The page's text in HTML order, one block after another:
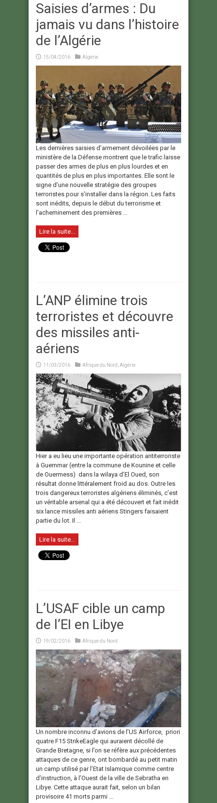
Saisies d’armes : Du
jamais vu dans l’histoire
de l’Algérie
15/04/2016 Algérie
Les dernières saisies d’armement dévoilées par le
ministère de la Défense montrent que le trafic laisse
passer des armes de plus en plus lourdes et en
quantités de plus en plus importantes. Elle sont le
signe d’une nouvelle stratégie des groupes
terroristes pour s’installer dans la région. Les faits
sont inédits, depuis le début du terrorisme et
l’acheminement des premières ...
Lire la suite...
L’ANP élimine trois
terroristes et découvre
des missiles anti-
aériens
11/03/2016 Afrique du Nord Algérie
Hier a eu lieu une importante opération antiterroriste
à Guemmar (entre la commune de Kounine et celle
de Ouermess) dans la wilaya d’El Oued, son
résultat donne littéralement froid au dos. Outre les
trois dangereux terroristes algériens éliminés, c’est
un véritable arsenal qui a été découvert et fait inédit
six lance missiles anti aériens Stingers faisaient
partie du lot. Il ...
Lire la suite...
L’USAF cible un camp
de l’EI en Libye
19/02/2016 Afrique du Nord
Un nombre inconnu d’avions de l’US Airforce, priori
quatre F15 StrikeEagle qui auraient décollé de
Grande Bretagne, si l’on se réfère aux précédentes
attaques de ce genre, ont bombardé au petit matin
un camp utilisé par l’Etat Islamique comme centre
d’instruction, à l’Ouest de la ville de Sebratha en
Libye. Cette attaque aurait fait, selon un bilan
provisoire 41 morts parmi ...